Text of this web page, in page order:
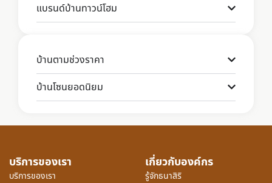
แบรนด์บ้านทาวน์โฮม
บ้านตามช่วงราคา
บ้านโซนยอดนิยม
บริการของเรา
บริการของเรา
เกี่ยวกับองค์กร
รู้จักธนาสิริ